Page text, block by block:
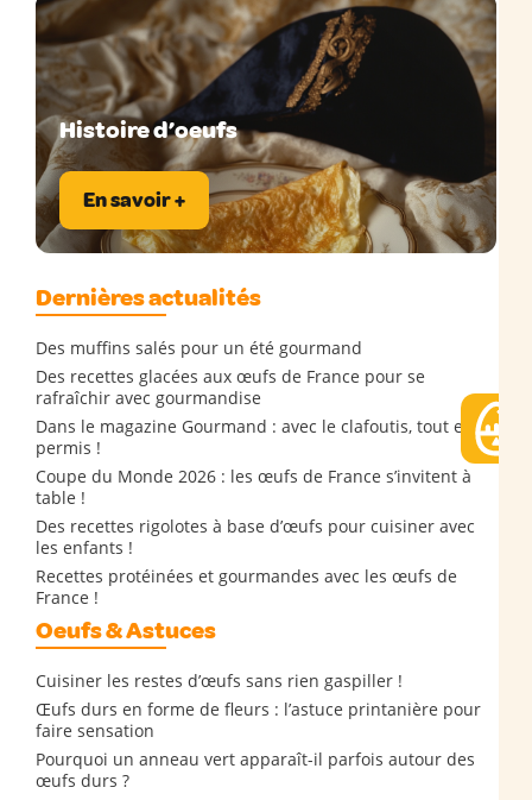
Histoire d’oeufs
En savoir +
Dernières actualités
Des muffins salés pour un été gourmand
Des recettes glacées aux œufs de France pour se
rafraîchir avec gourmandise
Dans le magazine Gourmand : avec le clafoutis, tout est
permis !
Coupe du Monde 2026 : les œufs de France s’invitent à
table !
Des recettes rigolotes à base d’œufs pour cuisiner avec
les enfants !
Recettes protéinées et gourmandes avec les œufs de
France !
Oeufs & Astuces
Cuisiner les restes d’œufs sans rien gaspiller !
Œufs durs en forme de fleurs : l’astuce printanière pour
faire sensation
Pourquoi un anneau vert apparaît-il parfois autour des
œufs durs ?